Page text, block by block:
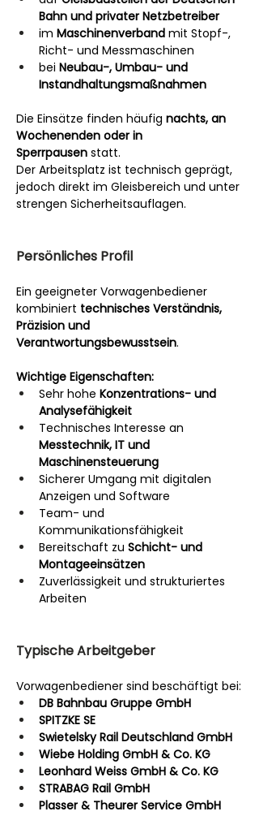
Bahn und privater Netzbetreiber
im Maschinenverband mit Stopf-,
Richt- und Messmaschinen
bei Neubau-, Umbau- und
Instandhaltungsmaßnahmen
Die Einsätze finden häufig nachts, an
Wochenenden oder in
Sperrpausen statt.
Der Arbeitsplatz ist technisch geprägt,
jedoch direkt im Gleisbereich und unter
strengen Sicherheitsauflagen.
Persönliches Profil
Ein geeigneter Vorwagenbediener
kombiniert technisches Verständnis,
Präzision und
Verantwortungsbewusstsein.
Wichtige Eigenschaften:
Sehr hohe Konzentrations- und
Analysefähigkeit
Technisches Interesse an
Messtechnik, IT und
Maschinensteuerung
Sicherer Umgang mit digitalen
Anzeigen und Software
Team- und
Kommunikationsfähigkeit
Bereitschaft zu Schicht- und
Montageeinsätzen
Zuverlässigkeit und strukturiertes
Arbeiten
Typische Arbeitgeber
Vorwagenbediener sind beschäftigt bei:
DB Bahnbau Gruppe GmbH
SPITZKE SE
Swietelsky Rail Deutschland GmbH
Wiebe Holding GmbH & Co. KG
Leonhard Weiss GmbH & Co. KG
STRABAG Rail GmbH
Plasser & Theurer Service GmbH